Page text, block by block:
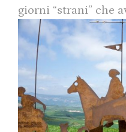
giorni “strani” che